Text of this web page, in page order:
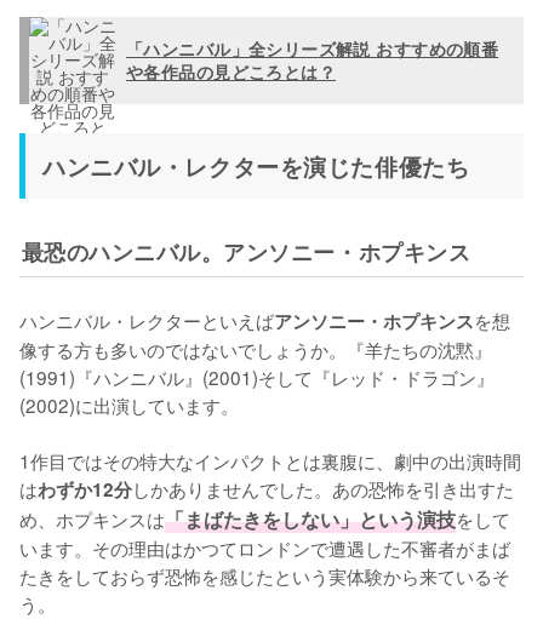
「ハンニバル」全シリーズ解説 おすすめの順番
や各作品の見どころとは？
ハンニバル・レクターを演じた俳優たち
最恐のハンニバル。アンソニー・ホプキンス
ハンニバル・レクターといえばアンソニー・ホプキンスを想
像する方も多いのではないでしょうか。『羊たちの沈黙』
(1991)『ハンニバル』(2001)そして『レッド・ドラゴン』
(2002)に出演しています。
1作目ではその特大なインパクトとは裏腹に、劇中の出演時間
はわずか12分しかありませんでした。あの恐怖を引き出すた
め、ホプキンスは「まばたきをしない」という演技をして
います。その理由はかつてロンドンで遭遇した不審者がまば
たきをしておらず恐怖を感じたという実体験から来ているそ
う。